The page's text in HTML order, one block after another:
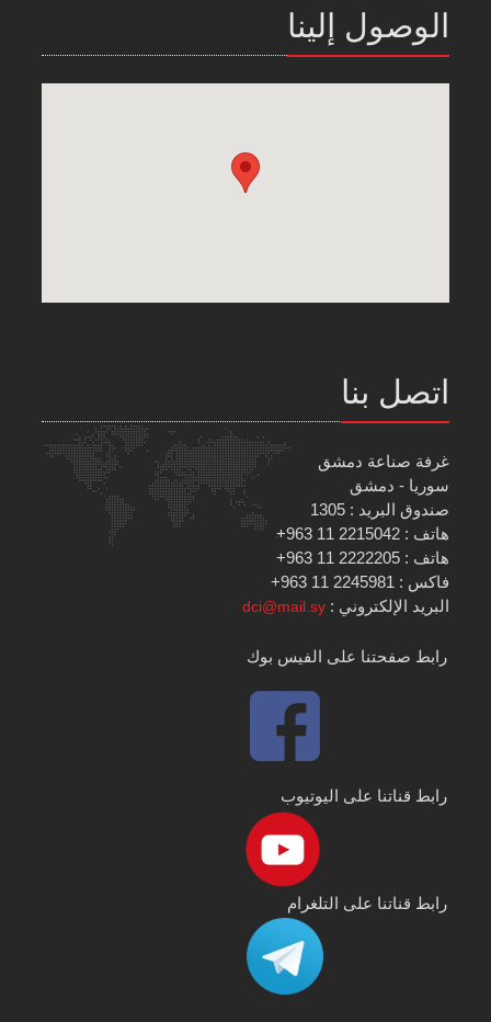
الوصول إلينا
اتصل بنا
غرفة صناعة دمشق
سوريا - دمشق
صندوق البريد : 1305
هاتف : 2215042 11 963+
هاتف : 2222205 11 963+
فاكس : 2245981 11 963+
البريد الإلكتروني :dci@mail.sy
رابط صفحتنا على الفيس بوك
رابط قناتنا على اليوتيوب
رابط قناتنا على التلغرام